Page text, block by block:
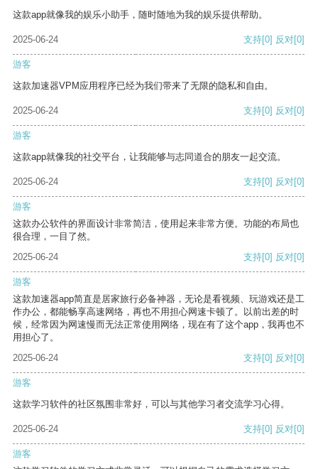
这款app就像我的娱乐小助手，随时随地为我的娱乐提供帮助。
2025-06-24 支持[0] 反对[0]
游客
这款加速器VPM应用程序已经为我们带来了无限的隐私和自由。
2025-06-24 支持[0] 反对[0]
游客
这款app就像我的社交平台，让我能够与志同道合的朋友一起交流。
2025-06-24 支持[0] 反对[0]
游客
这款办公软件的界面设计非常简洁，使用起来非常方便。功能的布局也
很合理，一目了然。
2025-06-24
支持[0] 反对[0]
游客
这款加速器app简直是居家旅行必备神器，无论是看视频、玩游戏还是工
作办公，都能畅享高速网络，再也不用担心网速卡顿了。以前出差的时
候，经常因为网速慢而无法正常使用网络，现在有了这个app，我再也不
用担心了。
2025-06-24
支持[0] 反对[0]
游客
这款学习软件的社区氛围非常好，可以与其他学习者交流学习心得。
2025-06-24 支持[0] 反对[0]
游客